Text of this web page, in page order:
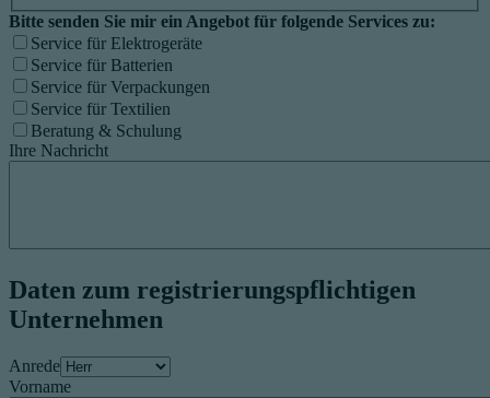
Bitte senden Sie mir ein Angebot für folgende Services zu:
Service für Elektrogeräte
Service für Batterien
Service für Verpackungen
Service für Textilien
Beratung & Schulung
Ihre Nachricht
Daten zum registrierungspflichtigen
Unternehmen
Anrede
Vorname